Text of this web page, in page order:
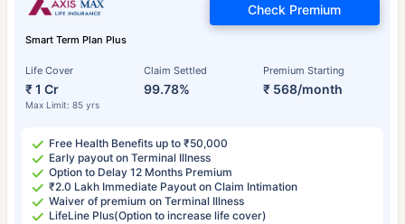
Smart Term Plan Plus
Life Cover
₹ 1 Cr
Max Limit: 85 yrs
Claim Settled
99.78%
Premium Starting
₹ 568/month
Check Premium
Free Health Benefits up to ₹50,000
Early payout on Terminal Illness
Option to Delay 12 Months Premium
₹2.0 Lakh Immediate Payout on Claim Intimation
Waiver of premium on Terminal Illness
LifeLine Plus(Option to increase life cover)